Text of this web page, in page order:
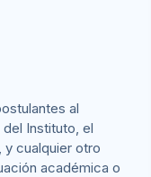
al
Instituto, el
y cualquier otro
académica o